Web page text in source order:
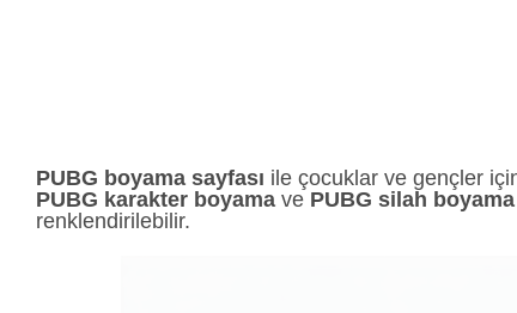
PUBG boyama sayfası ile çocuklar ve gençler
PUBG karakter boyama ve PUBG silah boyama
renklendirilebilir.